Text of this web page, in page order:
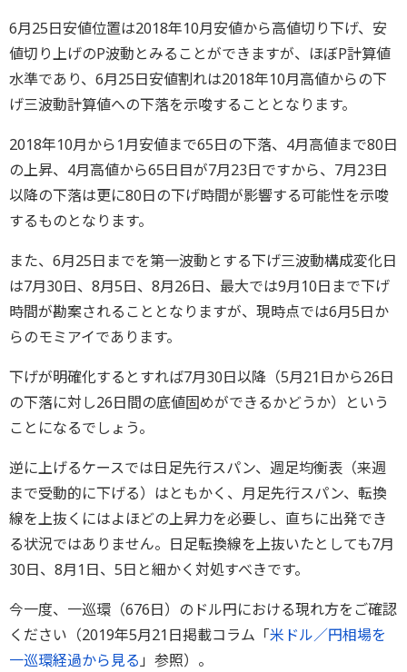
6月25日安値位置は2018年10月安値から高値切り下げ、安
値切り上げのP波動とみることができますが、ほぼP計算値
水準であり、6月25日安値割れは2018年10月高値からの下
げ三波動計算値への下落を示唆することとなります。
2018年10月から1月安値まで65日の下落、4月高値まで80日
の上昇、4月高値から65日目が7月23日ですから、7月23日
以降の下落は更に80日の下げ時間が影響する可能性を示唆
するものとなります。
また、6月25日までを第一波動とする下げ三波動構成変化日
は7月30日、8月5日、8月26日、最大では9月10日まで下げ
時間が勘案されることとなりますが、現時点では6月5日か
らのモミアイであります。
下げが明確化するとすれば7月30日以降（5月21日から26日
の下落に対し26日間の底値固めができるかどうか）という
ことになるでしょう。
逆に上げるケースでは日足先行スパン、週足均衡表（来週
まで受動的に下げる）はともかく、月足先行スパン、転換
線を上抜くにはよほどの上昇力を必要し、直ちに出発でき
る状況ではありません。日足転換線を上抜いたとしても7月
30日、8月1日、5日と細かく対処すべきです。
今一度、一巡環（676日）のドル円における現れ方をご確認
ください（2019年5月21日掲載コラム「米ドル／円相場を
一巡環経過から見る」参照）。